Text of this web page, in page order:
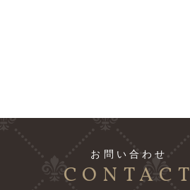
お問い合わせ
CONTACT